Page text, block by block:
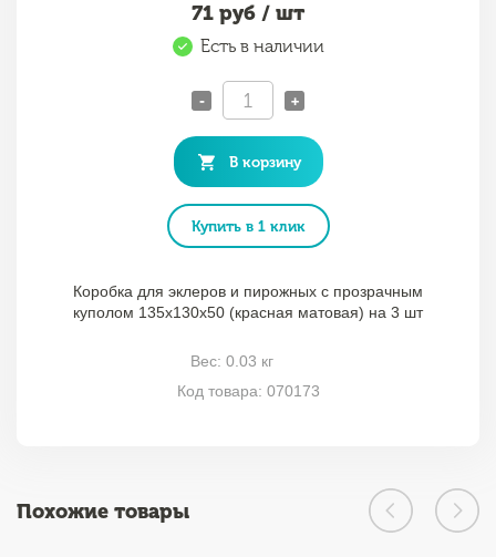
71 руб / шт
Есть в наличии
- +
В корзину
Купить в 1 клик
Коробка для эклеров и пирожных с прозрачным
куполом 135х130х50 (красная матовая) на 3 шт
Вес: 0.03 кг
Код товара: 070173
Похожие товары